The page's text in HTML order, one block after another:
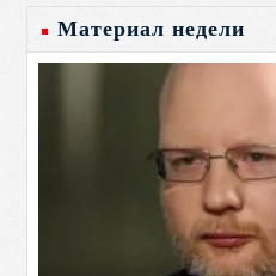
Материал недели